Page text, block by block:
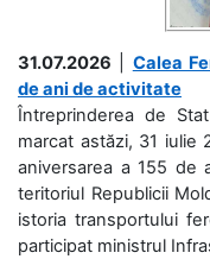
31.07.2026
Calea
de ani de activitate
Întreprinderea de
marcat astăzi, 31 iulie
aniversarea a 155 de
teritoriul Republicii
istoria transportului
participat ministrul